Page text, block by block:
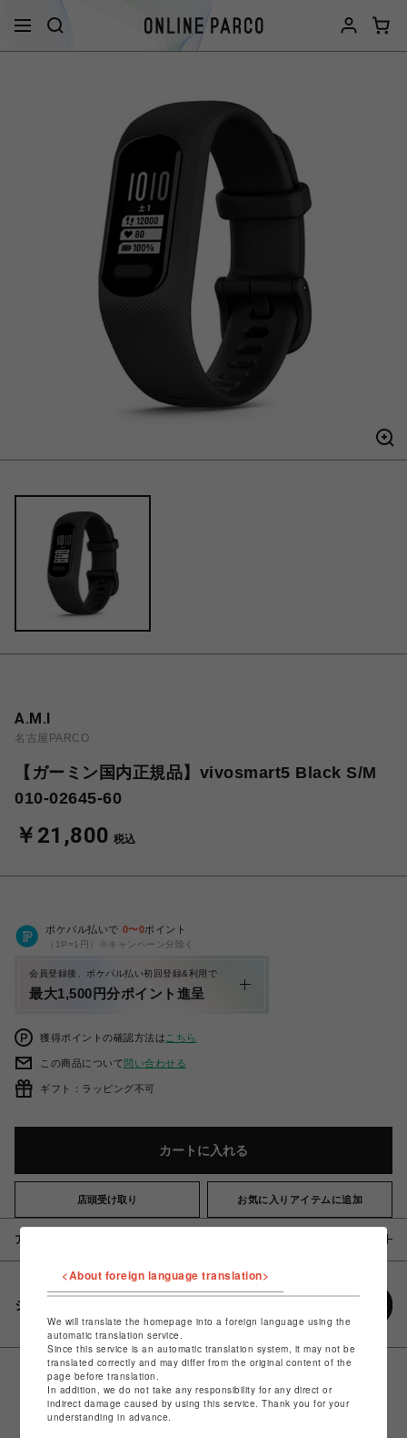
A.M.I
名古屋PARCO
【ガーミン国内正規品】vivosmart5 Black S/M
010-02645-60
￥21,800 税込
ポケパル払いで 0〜0ポイント
（1P=1円）※キャンペーン分除く
会員登録後、ポケパル払い初回登録&利用で
最大1,500円分ポイント進呈
獲得ポイントの確認方法は こちら
この商品について問い合わせる
ギフト：ラッピング不可
カートに入れる
店頭受け取り お気に入りアイテムに追加
アイテム説明 / 素材
シェアする
<About foreign language translation>
We will translate the homepage into a foreign language using the
automatic translation service.
Since this service is an automatic translation system, it may not be
translated correctly and may differ from the original content of the
page before translation.
In addition, we do not take any responsibility for any direct or
indirect damage caused by using this service. Thank you for your
understanding in advance.